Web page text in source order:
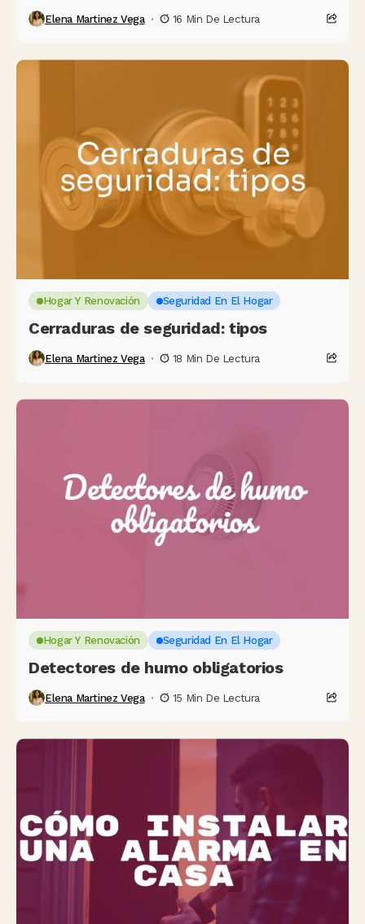
Elena Martinez Vega 16 Min De Lectura
Hogar Y Renovación Seguridad En El Hogar
Cerraduras de seguridad: tipos
Elena Martinez Vega 18 Min De Lectura
Hogar Y Renovación Seguridad En El Hogar
Detectores de humo obligatorios
Elena Martinez Vega 15 Min De Lectura